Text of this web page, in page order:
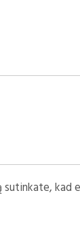
kad